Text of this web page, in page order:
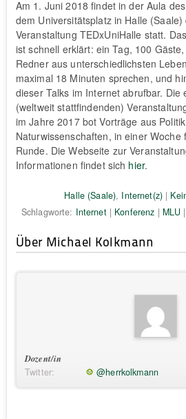
Am 1. Juni 2018 findet in der Aula
dem Universitätsplatz in Halle
Veranstaltung TEDxUniHalle statt.
ist schnell erklärt: ein Tag, 100
Redner aus unterschiedlichsten
maximal 18 Minuten sprechen, und
dieser Talks im Internet abrufbar. Die
(weltweit stattfindenden)
im Jahre 2017 bot Vorträge aus
Naturwissenschaften, in einer
Runde. Die Webseite zur
Informationen findet sich hier.
Halle (Saale), Internet(z)|
Schlagworte: Internet| Konferenz | MLU |
Über Michael Kolkmann
Dozent/in
Twitter:
@herrkolkmann